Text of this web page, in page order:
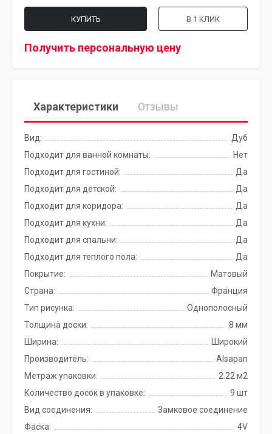
КУПИТЬ В 1 КЛИК
Получить персональную цену
Характеристики Отзывы
Вид:
Дуб
Подходит для ванной комнаты:
Нет
Подходит для гостиной:
Да
Подходит для детской:
Да
Подходит для коридора:
Да
Подходит для кухни:
Да
Подходит для спальни:
Да
Подходит для теплого пола:
Да
Покрытие:
Матовый
Страна:
Франция
Тип рисунка:
Однополосный
Толщина доски:
8 мм
Ширина:
Широкий
Производитель:
Alsapan
Метраж упаковки:
2.22 м2
Количество досок в упаковке:
9 шт
Вид соединения:
Замковое соединение
Фаска:
4V